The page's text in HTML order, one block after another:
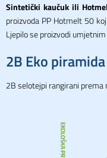
Sintetički kaučuk ili
proizvoda PP Hotmelt 50
Ljepilo se proizvodi
2B Eko piramida
2B selotejpi rangirani